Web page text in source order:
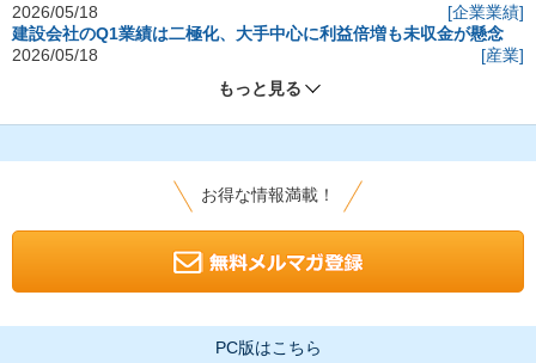
2026/05/18
[企業業績]
建設会社のQ1業績は二極化、大手中心に利益倍増も未収金が懸念
2026/05/18
[産業]
もっと見る
お得な情報満載！
PC版はこちら